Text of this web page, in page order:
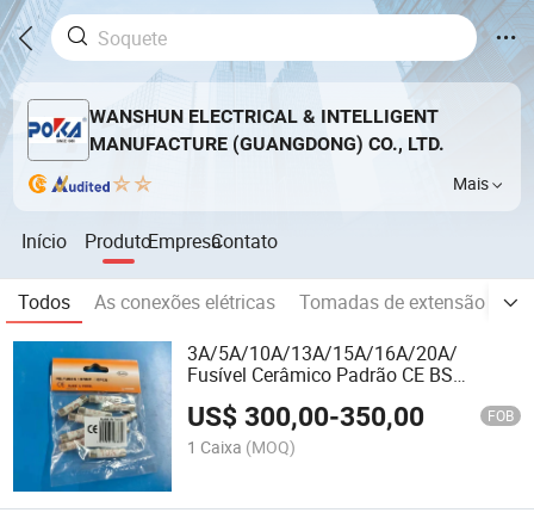
WANSHUN ELECTRICAL & INTELLIGENT
MANUFACTURE (GUANGDONG) CO., LTD.
Mais
Início ProdutoEmpresaContato
Todos As conexões elétricas Tomadas de extensão
3A/5A/10A/13A/15A/16A/20A/
Fusível Cerâmico Padrão CE BS
US$300,00-350,00 FOB
1 Caixa (MOQ)